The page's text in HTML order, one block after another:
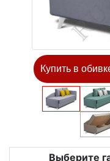
Купить в
Выберите